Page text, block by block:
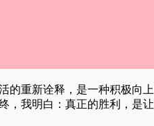
的重新诠释，是一种积极向
，我明白：真正的胜利，是